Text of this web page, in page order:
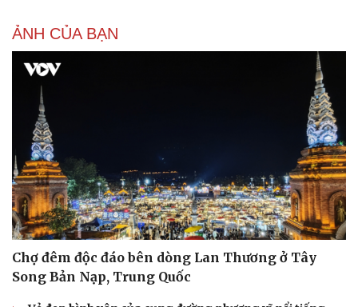
Du lịch
Tư vấn
Săn Tour
check-in
Podcast
Câu chuyện thời sự
Đọc truyện đêm khuya
Cửa sổ tình yêu
Kể chuyện cho bé
ẢNH CỦA BẠN
Chợ đêm độc đáo bên dòng Lan Thương ở Tây
Song Bản Nạp, Trung Quốc